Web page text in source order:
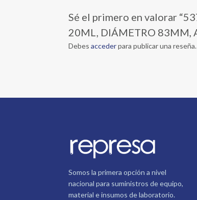
Sé el primero en valorar
20ML, DIÁMETRO 83MM,
Debesaccederpara publicar una reseña.
Somos la primera opción a nivel
nacional para suministros de equipo,
material e insumos de laboratorio.